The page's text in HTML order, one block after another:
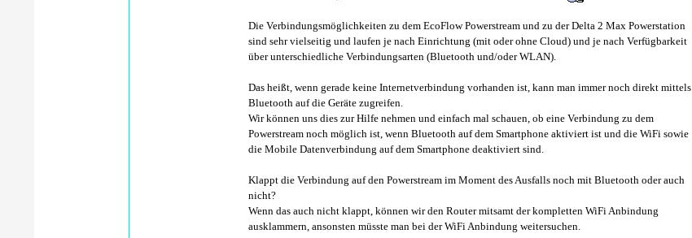
Die Verbindungsmöglichkeiten zu dem EcoFlow Powerstream und zu der Delta 2 Max Powerstation
sind sehr vielseitig und laufen je nach Einrichtung (mit oder ohne Cloud) und je nach Verfügbarkeit
über unterschiedliche Verbindungsarten (Bluetooth und/oder WLAN).
Das heißt, wenn gerade keine Internetverbindung vorhanden ist, kann man immer noch direkt mittels
Bluetooth auf die Geräte zugreifen.
Wir können uns dies zur Hilfe nehmen und einfach mal schauen, ob eine Verbindung zu dem
Powerstream noch möglich ist, wenn Bluetooth auf dem Smartphone aktiviert ist und die WiFi sowie
die Mobile Datenverbindung auf dem Smartphone deaktiviert sind.
Klappt die Verbindung auf den Powerstream im Moment des Ausfalls noch mit Bluetooth oder auch
nicht?
Wenn das auch nicht klappt, können wir den Router mitsamt der kompletten WiFi Anbindung
ausklammern, ansonsten müsste man bei der WiFi Anbindung weitersuchen.